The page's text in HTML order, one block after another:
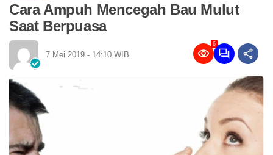
Cara Ampuh Mencegah Bau Mulut
Saat Berpuasa
7 Mei 2019 - 14:10 WIB
6